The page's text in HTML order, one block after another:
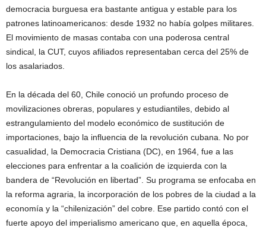
democracia burguesa era bastante antigua y estable para los
patrones latinoamericanos: desde 1932 no había golpes militares.
El movimiento de masas contaba con una poderosa central
sindical, la CUT, cuyos afiliados representaban cerca del 25% de
los asalariados.
En la década del 60, Chile conoció un profundo proceso de
movilizaciones obreras, populares y estudiantiles, debido al
estrangulamiento del modelo económico de sustitución de
importaciones, bajo la influencia de la revolución cubana. No por
casualidad, la Democracia Cristiana (DC), en 1964, fue a las
elecciones para enfrentar a la coalición de izquierda con la
bandera de “Revolución en libertad”. Su programa se enfocaba en
la reforma agraria, la incorporación de los pobres de la ciudad a la
economía y la “chilenización” del cobre. Ese partido contó con el
fuerte apoyo del imperialismo americano que, en aquella época,